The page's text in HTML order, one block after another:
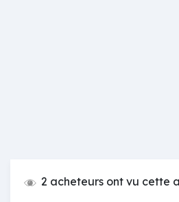
2 acheteurs ont vu cette